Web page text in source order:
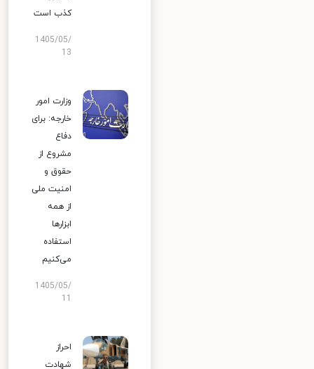
کذب است
1405/05/
13
وزارت امور
خارجه: برای
دفاع
مشروع از
حقوق و
امنیت ملی
از همه
ابزارها
استفاده
می‌کنیم
1405/05/
احراز
شهادت